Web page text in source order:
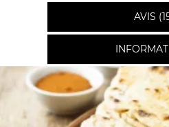
AVIS